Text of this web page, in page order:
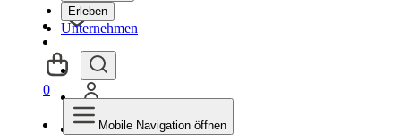
Erleben
Unternehmen
0
Mobile Navigation öffnen